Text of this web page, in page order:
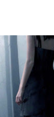
1#) Autrice :
Newton
2023
Crist. È
quei film
È bellissimo,